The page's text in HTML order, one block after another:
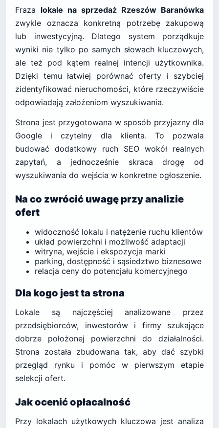
Fraza lokale na sprzedaż Rzeszów Baranówka
zwykle oznacza konkretną potrzebę zakupową
lub inwestycyjną. Dlatego system porządkuje
wyniki nie tylko po samych słowach kluczowych,
ale też pod kątem realnej intencji użytkownika.
Dzięki temu łatwiej porównać oferty i szybciej
zidentyfikować nieruchomości, które rzeczywiście
odpowiadają założeniom wyszukiwania.
Strona jest przygotowana w sposób przyjazny dla
Google i czytelny dla klienta. To pozwala
budować dodatkowy ruch SEO wokół realnych
zapytań, a jednocześnie skraca drogę od
wyszukiwania do wejścia w konkretne ogłoszenie.
Na co zwrócić uwagę przy analizie
ofert
widoczność lokalu i natężenie ruchu klientów
układ powierzchni i możliwość adaptacji
witryna, wejście i ekspozycja marki
parking, dostępność i sąsiedztwo biznesowe
relacja ceny do potencjału komercyjnego
Dla kogo jest ta strona
Lokale są najczęściej analizowane przez
przedsiębiorców, inwestorów i firmy szukające
dobrze położonej powierzchni do działalności.
Strona została zbudowana tak, aby dać szybki
przegląd rynku i pomóc w pierwszym etapie
selekcji ofert.
Jak ocenić opłacalność
Przy lokalach użytkowych kluczowa jest analiza